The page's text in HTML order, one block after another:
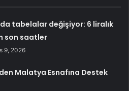
tabelalar değişiyor: 6 liralık
son saatler
9, 2026
Malatya Esnafına Destek